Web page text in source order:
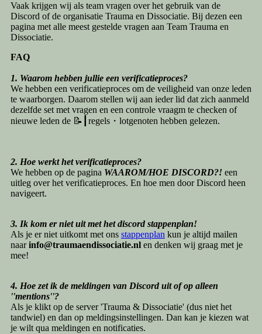
Vaak krijgen wij als team vragen over het gebruik van de
Discord of de organisatie Trauma en Dissociatie. Bij dezen een
pagina met alle meest gestelde vragen aan Team Trauma en
Dissociatie.
FAQ
1. Waarom hebben jullie een verificatieproces?
We hebben een verificatieproces om de veiligheid van onze leden
te waarborgen. Daarom stellen wij aan ieder lid dat zich aanmeld
dezelfde set met vragen en een controle vraagm te checken of
nieuwe leden de 📝┃regels・lotgenoten hebben gelezen.
2. Hoe werkt het verificatieproces?
We hebben op de pagina WAAROM/HOE DISCORD?!een
uitleg over het verificatieproces. En hoe men door Discord heen
navigeert.
3. Ik kom er niet uit met het discord stappenplan!
Als je er niet uitkomt met ons stappenplan kun je altijd mailen
naarinfo@traumaendissociatie.nlen denken wij graag met je
mee!
4. Hoe zet ik de meldingen van Discord uit of op alleen
''mentions''?
Als je klikt op de server 'Trauma & Dissociatie' (dus niet het
tandwiel) en dan op meldingsinstellingen. Dan kan je kiezen wat
je wilt qua meldingen en notificaties.